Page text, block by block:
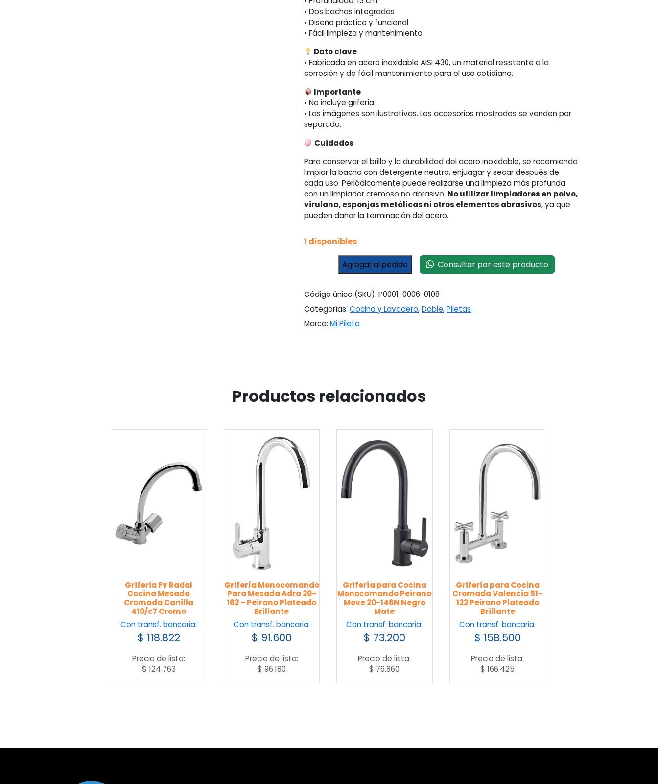
• Dos bachas integradas
• Diseño práctico y funcional
• Fácil limpieza y mantenimiento
Dato clave
• Fabricada en acero inoxidable AISI 430, un material resistente a la
corrosión y de fácil mantenimiento para el uso cotidiano.
Importante
• No incluye grifería.
• Las imágenes son ilustrativas. Los accesorios mostrados se venden por
separado.
Cuidados
Para conservar el brillo y la durabilidad del acero inoxidable, se recomienda
limpiar la bacha con detergente neutro, enjuagar y secar después de
cada uso. Periódicamente puede realizarse una limpieza más profunda
con un limpiador cremoso no abrasivo. No utilizar limpiadores en polvo,
virulana, esponjas metálicas ni otros elementos abrasivos, ya que
pueden dañar la terminación del acero.
1 disponibles
Pileta
Doble
Pileta
104T
Agregar al pedido Consultar por este producto
Código único (SKU): P0001-0006-0108
Categorías: Cocina y Lavadero,Doble,Piletas
Marca: Mi Pileta
Productos relacionados
Griferia Fv Radal
Cocina Mesada
Cromada Canilla
410/c7 Cromo
Con transf. bancaria:
$ 118.822
Precio de lista:
$ 124.763
Grifería Monocomando
Para Mesada Adra 20-
162 – Peirano Plateado
Brillante
Con transf. bancaria:
$ 91.600
Precio de lista:
$ 96.180
Grifería para Cocina
Monocomando Peirano
Move 20-146N Negro
Mate
Con transf. bancaria:
$ 73.200
Precio de lista:
$ 76.860
Grifería para Cocina
Cromada Valencia 51-
122 Peirano Plateado
Brillante
Con transf. bancaria:
$ 158.500
Precio de lista:
$ 166.425